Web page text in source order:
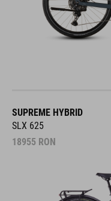
SUPREME HYBRID
SLX 625
18955 RON